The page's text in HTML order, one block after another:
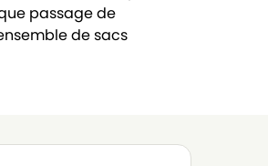
passage de
de sacs